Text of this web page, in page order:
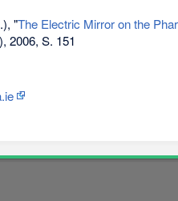
"The Electric Mirror on the
2006, S. 151